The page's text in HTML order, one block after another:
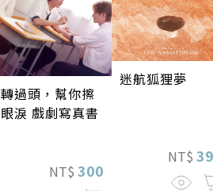
轉過頭，幫你擦
眼淚 戲劇寫真書
NT$ 300
迷航狐狸夢
NT$